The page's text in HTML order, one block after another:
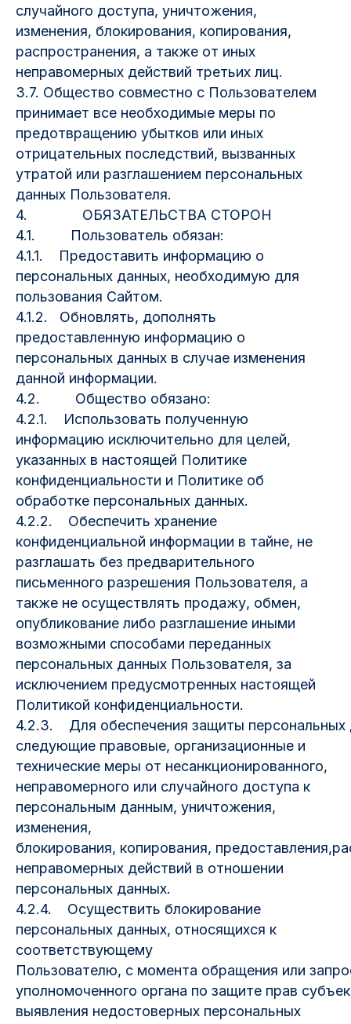
случайного доступа, уничтожения,
изменения, блокирования, копирования,
распространения, а также от иных
неправомерных действий третьих лиц.
3.7. Общество совместно с Пользователем
принимает все необходимые меры по
предотвращению убытков или иных
отрицательных последствий, вызванных
утратой или разглашением персональных
данных Пользователя.
4. ОБЯЗАТЕЛЬСТВА СТОРОН
4.1. Пользователь обязан:
4.1.1. Предоставить информацию о
персональных данных, необходимую для
пользования Сайтом.
4.1.2. Обновлять, дополнять
предоставленную информацию о
персональных данных в случае изменения
данной информации.
4.2. Общество обязано:
4.2.1. Использовать полученную
информацию исключительно для целей,
указанных в настоящей Политике
конфиденциальности и Политике об
обработке персональных данных.
4.2.2. Обеспечить хранение
конфиденциальной информации в тайне, не
разглашать без предварительного
письменного разрешения Пользователя, а
также не осуществлять продажу, обмен,
опубликование либо разглашение иными
возможными способами переданных
персональных данных Пользователя, за
исключением предусмотренных настоящей
Политикой конфиденциальности.
4.2.3. Для обеспечения защиты персональных
следующие правовые, организационные и
технические меры от несанкционированного,
неправомерного или случайного доступа к
персональным данным, уничтожения,
изменения,
блокирования, копирования,
неправомерных действий в отношении
персональных данных.
4.2.4. Осуществить блокирование
персональных данных, относящихся к
соответствующему
Пользователю, с момента обращения или
уполномоченного органа по защите прав
выявления недостоверных персональных